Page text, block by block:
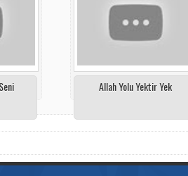
Allah Yolu Yektir Yek